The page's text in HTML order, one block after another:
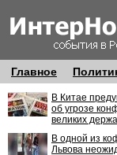
Главное
В Китае
об угрозе
великих
В одной из
Львова